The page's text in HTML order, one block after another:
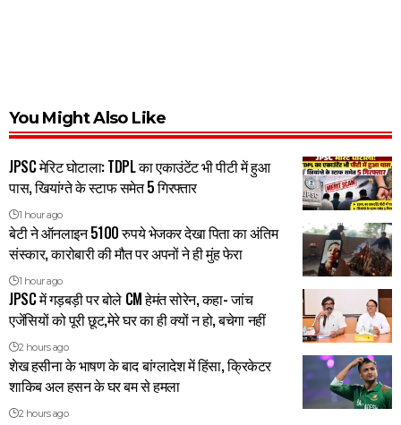
You Might Also Like
JPSC मेरिट घोटाला: TDPL का एकाउंटेंट भी पीटी में हुआ
पास, खियांग्ते के स्टाफ समेत 5 गिरफ्तार
1 hour ago
बेटी ने ऑनलाइन 5100 रुपये भेजकर देखा पिता का अंतिम
संस्कार, कारोबारी की मौत पर अपनों ने ही मुंह फेरा
1 hour ago
JPSC में गड़बड़ी पर बोले CM हेमंत सोरेन, कहा- जांच
एजेंसियों को पूरी छूट,मेरे घर का ही क्यों न हो, बचेगा नहीं
2 hours ago
शेख हसीना के भाषण के बाद बांग्लादेश में हिंसा, क्रिकेटर
शाकिब अल हसन के घर बम से हमला
2 hours ago